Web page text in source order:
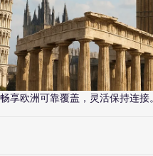
享欧洲可靠覆盖，灵活保持连接